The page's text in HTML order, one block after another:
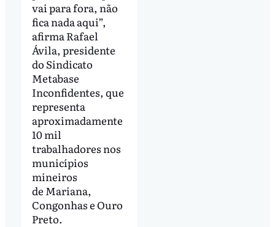
vai para fora, não
fica nada aqui”,
afirma Rafael
Ávila, presidente
do Sindicato
Metabase
Inconfidentes, que
representa
aproximadamente
10 mil
trabalhadores nos
municípios
mineiros
de Mariana,
Congonhas e Ouro
Preto.